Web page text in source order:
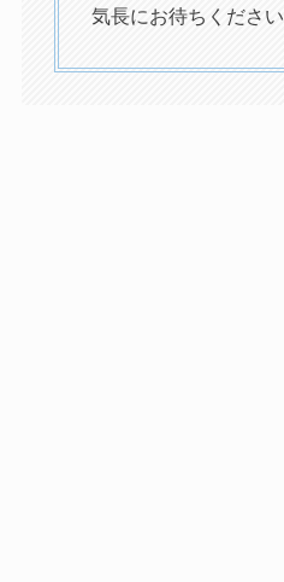
気長にお待ちください